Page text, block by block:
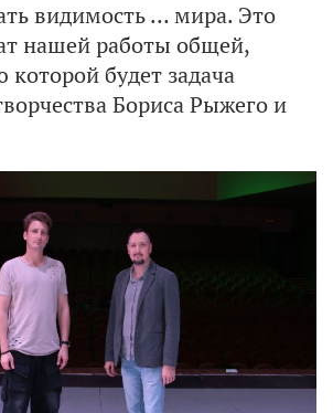
видимость … мира. Это
нашей работы общей,
которой будет задача
Бориса Рыжего и